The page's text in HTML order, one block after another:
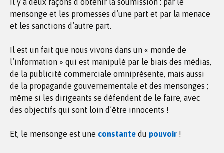
Il y a deux façons d’obtenir la soumission : par le
mensonge et les promesses d’une part et par la menace
et les sanctions d’autre part.
Il est un fait que nous vivons dans un « monde de
l’information » qui est manipulé par le biais des médias,
de la publicité commerciale omniprésente, mais aussi
de la propagande gouvernementale et des mensonges ;
même si les dirigeants se défendent de le faire, avec
des objectifs qui sont loin d’être innocents !
Et, le mensonge est une constante du pouvoir !